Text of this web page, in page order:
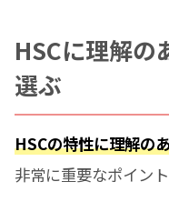
HSCに理解の
選ぶ
HSCの特性に理解の
非常に重要なポイント